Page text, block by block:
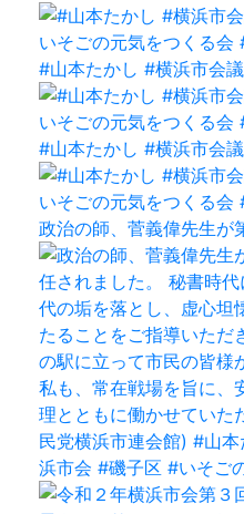
#山本たかし #横浜市会
#山本たかし #横浜市会
政治の師、菅義偉先生が